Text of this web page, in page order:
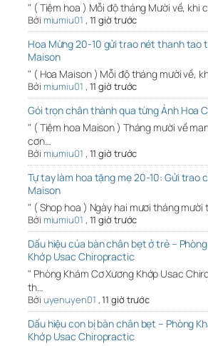
" ( Tiệm hoa ) Mỗi độ tháng Mười về, khi
Bởi miumiu01 , 11 giờ trước
Hoa Mừng 20-10 gửi trao nét thanh tao
Maison
" ( Hoa Maison ) Mỗi độ tháng mười về,
Bởi miumiu01 , 11 giờ trước
Gói trọn chân thành qua từng Ảnh Hoa
" ( Tiệm hoa Maison ) Tháng mười về
cơn…
Bởi miumiu01 , 11 giờ trước
Tự tay làm hoa tặng mẹ 20-10: Gửi trao
Maison
" ( Shop hoa ) Ngày hai mươi tháng mười
Bởi miumiu01 , 11 giờ trước
Dấu hiệu của bàn chân bẹt ở trẻ –
Khớp Usac Chiropractic
" Phòng Khám Cơ Xương Khớp Usac
th…
Bởi uyenuyen01 ,11 giờ trước
Dấu hiệu con bị bàn chân bẹt – Phòng
Khớp Usac Chiropractic